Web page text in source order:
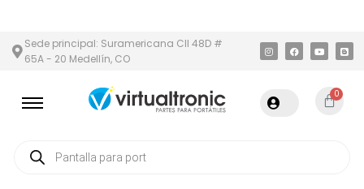
Sede principal: Suramericana Cll 48D #
65A - 20 Medellín, CO
0